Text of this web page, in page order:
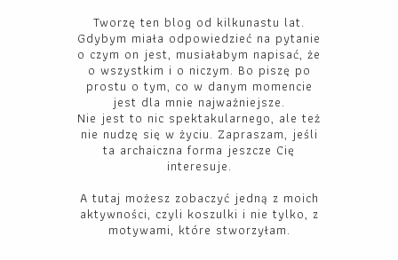
Tworzę ten blog od kilkunastu lat.
Gdybym miała odpowiedzieć na pytanie
o czym on jest, musiałabym napisać, że
o wszystkim i o niczym. Bo piszę po
prostu o tym, co w danym momencie
jest dla mnie najważniejsze.
Nie jest to nic spektakularnego, ale też
nie nudzę się w życiu. Zapraszam, jeśli
ta archaiczna forma jeszcze Cię
interesuje.
A tutaj możesz zobaczyć jedną z moich
aktywności, czyli koszulki i nie tylko, z
motywami, które stworzyłam.